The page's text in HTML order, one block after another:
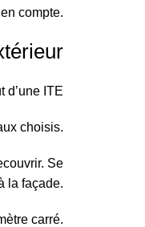
compte.
d’une ITE
choisis.
Se
la façade.
carré.